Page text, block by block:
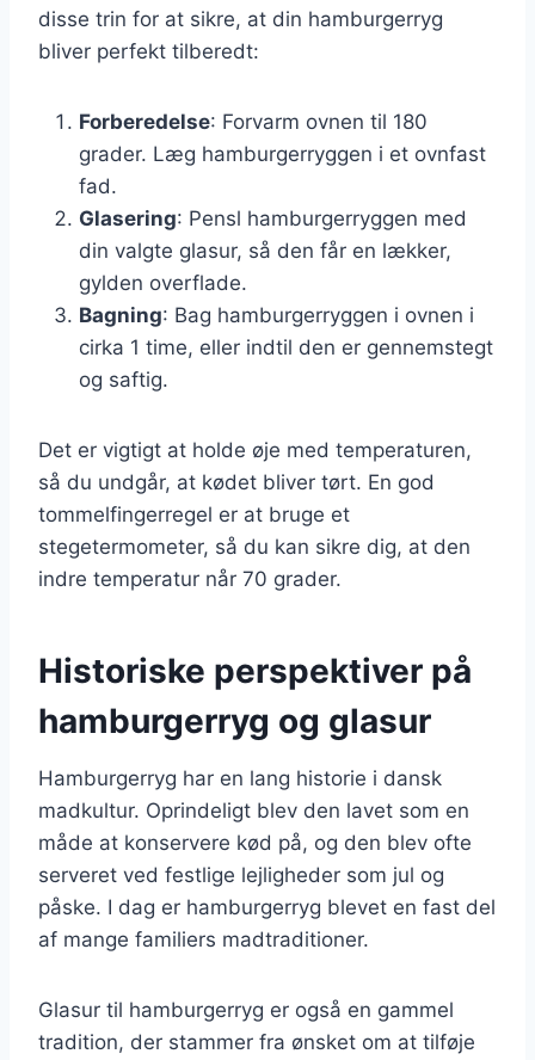
disse trin for at sikre, at din hamburgerryg
bliver perfekt tilberedt:
Forberedelse: Forvarm ovnen til 180
grader. Læg hamburgerryggen i et ovnfast
fad.
Glasering: Pensl hamburgerryggen med
din valgte glasur, så den får en lækker,
gylden overflade.
Bagning: Bag hamburgerryggen i ovnen i
cirka 1 time, eller indtil den er gennemstegt
og saftig.
Det er vigtigt at holde øje med temperaturen,
så du undgår, at kødet bliver tørt. En god
tommelfingerregel er at bruge et
stegetermometer, så du kan sikre dig, at den
indre temperatur når 70 grader.
Historiske perspektiver på
hamburgerryg og glasur
Hamburgerryg har en lang historie i dansk
madkultur. Oprindeligt blev den lavet som en
måde at konservere kød på, og den blev ofte
serveret ved festlige lejligheder som jul og
påske. I dag er hamburgerryg blevet en fast del
af mange familiers madtraditioner.
Glasur til hamburgerryg er også en gammel
tradition, der stammer fra ønsket om at tilføje